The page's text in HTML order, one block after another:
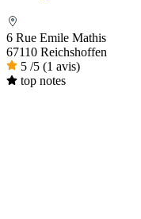
6 Rue Emile Mathis
67110 Reichshoffen
5 /5 (1 avis)
top notes